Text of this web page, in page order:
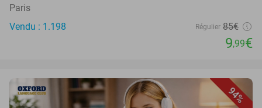
Paris
Vendu : 1.198
Régulier 85€
9,99€
94%